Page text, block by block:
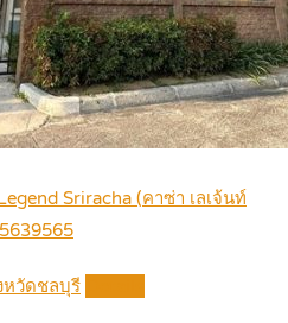
Sriracha (คาซ่า เลเจ้นท์
หวัดชลบุรี